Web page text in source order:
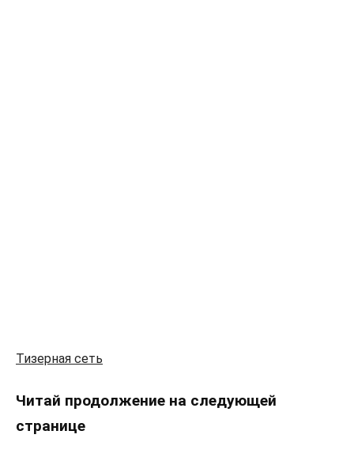
Тизерная сеть
Читай продолжение на следующей
странице